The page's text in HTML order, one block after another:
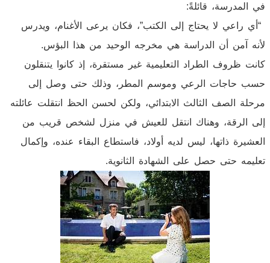
في المدرسة، قائلةً:
“أي راعي لا يحتاج إلى الكتب”، فكان يرعى الأغنام، ويدرس
لأنه آمن أن الدراسة هي مخرجه الوحيد من هذا البؤس.
كانت ظروف الطراد التعليمية غير مستقرة، إذ كانوا يتنقلون
حسب حاجات الرعي وموسم المطر، وذلك حتى وصل إلى
مرحلة الصف الثالث الابتدائي، ولكن لحسن الحظ انتقلت عائلته
إلى الرقة، وهناك انتقل للعيش في منزل لشخص قريب من
العشيرة ذاتها، ليس لديه أولاد، فاستطاع البقاء عنده، وإكمال
تعليمه حتى حصل على الشهادة الثانوية.